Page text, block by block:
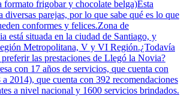
formato frigobar y chocolate belga)Esta
diversas parejas, por lo que sabe qué es lo que
conformes y felices.Zona de
está situada en la ciudad de Santiago, y
Metropolitana, V y VI Región.¿Todavía
las prestaciones de Llegó la Novia?
con 17 años de servicios, que cuenta con
a 2014), que cuenta con 392 recomendaciones
a nivel nacional y 1600 servicios brindados.